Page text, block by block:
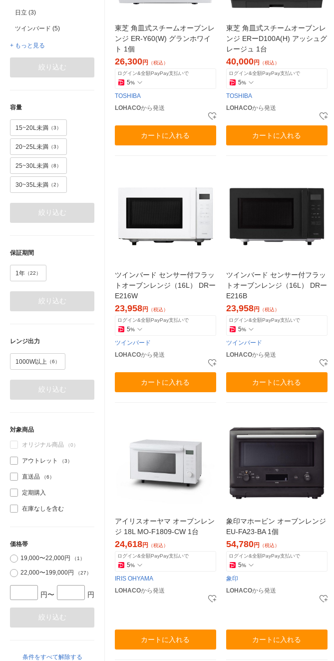
日立 (3)
ツインバード (5)
+ もっと見る
絞り込む
容量
15~20L未満 （3）
20~25L未満 （3）
25~30L未満 （8）
30~35L未満 （2）
絞り込む
保証期間
1年 （22）
絞り込む
レンジ出力
1000W以上 （6）
絞り込む
対象商品
オリジナル商品 （0）
アウトレット （3）
直送品 （6）
定期購入
在庫なしを含む
価格帯
19,000〜22,000円
（1）
22,000〜199,000円 （27）
円〜 円
絞り込む
条件をすべて解除する
東芝 角皿式スチームオーブンレ
ンジ ER-Y60(W) グランホワイ
ト 1個
26,300円 （税込）
ログイン&全額PayPay支払いで
5%
TOSHIBA
LOHACOから発送
カートに入れる
東芝 角皿式スチームオーブンレ
ンジ ERーD100A(H) アッシュグ
レージュ 1台
40,000円 （税込）
ログイン&全額PayPay支払いで
5%
TOSHIBA
LOHACOから発送
カートに入れる
ツインバード センサー付フラッ
トオーブンレンジ（16L） DRー
E216W
23,958円 （税込）
ログイン&全額PayPay支払いで
5%
ツインバード
LOHACOから発送
カートに入れる
ツインバード センサー付フラッ
トオーブンレンジ（16L） DRー
E216B
23,958円 （税込）
ログイン&全額PayPay支払いで
5%
ツインバード
LOHACOから発送
カートに入れる
アイリスオーヤマ オーブンレン
ジ 18L MO-F1809-CW 1台
24,618円
（税込）
ログイン&全額PayPay支払いで
5%
IRIS OHYAMA
LOHACOから発送
カートに入れる
象印マホービン オーブンレンジ
EU-FA23-BA 1個
54,780円
（税込）
ログイン&全額PayPay支払いで
5%
象印
LOHACOから発送
カートに入れる